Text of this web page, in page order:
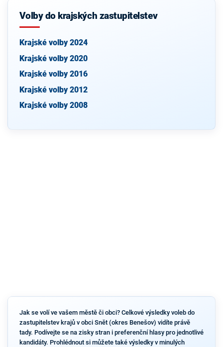
Volby do krajských zastupitelstev
Krajské volby 2024
Krajské volby 2020
Krajské volby 2016
Krajské volby 2012
Krajské volby 2008
Jak se volí ve vašem městě či obci? Celkové výsledky voleb do
zastupitelstev krajů v obci Snět (okres Benešov) vidíte právě
tady. Podívejte se na zisky stran i preferenční hlasy pro jednotlivé
kandidáty. Prohlédnout si můžete také výsledky v minulých